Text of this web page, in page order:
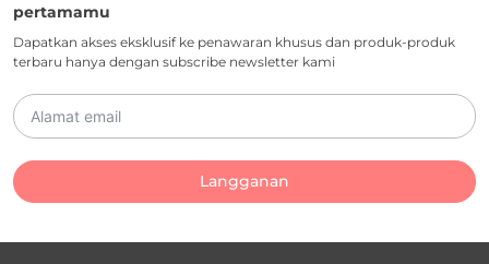
pertamamu
Dapatkan akses eksklusif ke penawaran khusus dan produk-produk
terbaru hanya dengan subscribe newsletter kami
Langganan